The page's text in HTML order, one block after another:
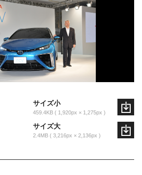
サイズ小
459.4KB 1,920px × 1,275px
サイズ大
2.4MB 3,216px × 2,136px